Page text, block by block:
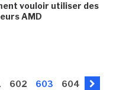
vouloir utiliser des
AMD
602 603
604